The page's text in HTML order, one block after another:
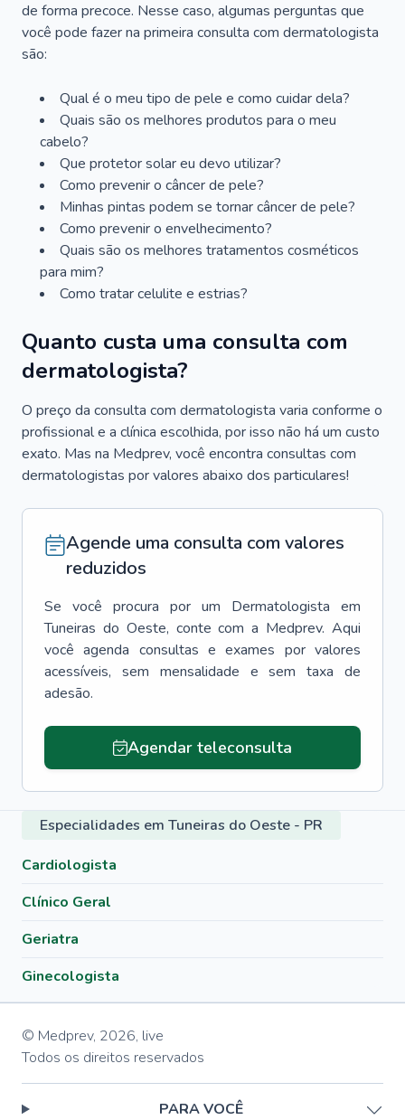
de forma precoce. Nesse caso, algumas perguntas que
você pode fazer na primeira consulta com dermatologista
são:
Qual é o meu tipo de pele e como cuidar dela?
Quais são os melhores produtos para o meu
cabelo?
Que protetor solar eu devo utilizar?
Como prevenir o câncer de pele?
Minhas pintas podem se tornar câncer de pele?
Como prevenir o envelhecimento?
Quais são os melhores tratamentos cosméticos
para mim?
Como tratar celulite e estrias?
Quanto custa uma consulta com
dermatologista?
O preço da consulta com dermatologista varia conforme o
profissional e a clínica escolhida, por isso não há um custo
exato. Mas na Medprev, você encontra consultas com
dermatologistas por valores abaixo dos particulares!
Agende uma consulta com valores
reduzidos
Se você procura por um Dermatologista em
Tuneiras do Oeste, conte com a Medprev. Aqui
você agenda consultas e exames por valores
acessíveis, sem mensalidade e sem taxa de
adesão.
Agendar teleconsulta
Especialidades em Tuneiras do Oeste - PR
Cardiologista
Clínico Geral
Geriatra
Ginecologista
© Medprev, 2026, live
Todos os direitos reservados
PARA VOCÊ